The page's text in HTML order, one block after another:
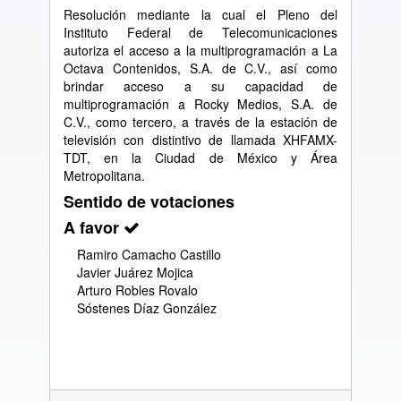
Resolución mediante la cual el Pleno del
Instituto Federal de Telecomunicaciones
autoriza el acceso a la multiprogramación a La
Octava Contenidos, S.A. de C.V., así como
brindar acceso a su capacidad de
multiprogramación a Rocky Medios, S.A. de
C.V., como tercero, a través de la estación de
televisión con distintivo de llamada XHFAMX-
TDT, en la Ciudad de México y Área
Metropolitana.
Sentido de votaciones
A favor
Ramiro Camacho Castillo
Javier Juárez Mojica
Arturo Robles Rovalo
Sóstenes Díaz González